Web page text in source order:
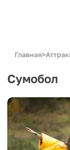
Главная>
Сумобол